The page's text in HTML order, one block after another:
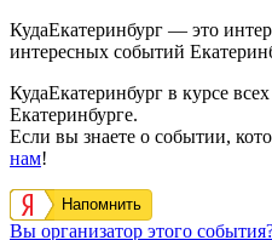
КудаЕкатеринбург — это
интересных событий
КудаЕкатеринбург в курсе
Екатеринбурге.
Если вы знаете о событии,
нам!
Напомнить
Вы организатор этого